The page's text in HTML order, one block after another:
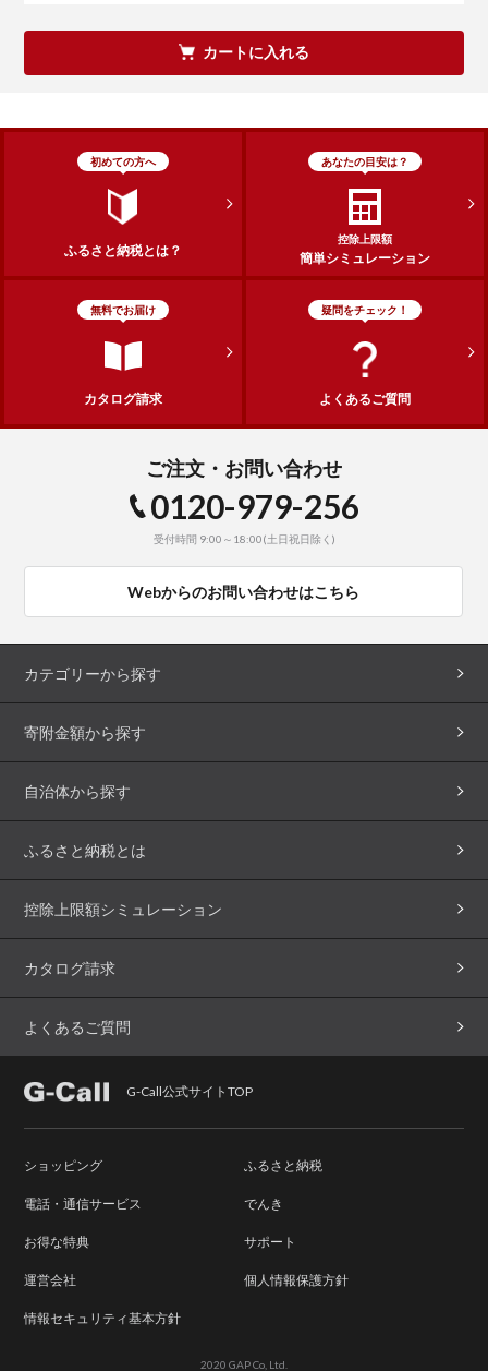
カートに入れる
初めての方へ
ふるさと納税とは？
あなたの目安は？
控除上限額
簡単シミュレーション
無料でお届け
カタログ請求
疑問をチェック！
よくあるご質問
ご注文・お問い合わせ
0120-979-256
受付時間 9:00～18:00(土日祝日除く)
Webからのお問い合わせはこちら
カテゴリーから探す
寄附金額から探す
自治体から探す
ふるさと納税とは
控除上限額シミュレーション
カタログ請求
よくあるご質問
G-Call公式サイトTOP
ショッピング ふるさと納税
電話・通信サービス でんき
お得な特典 サポート
運営会社 個人情報保護方針
情報セキュリティ基本方針
2020 GAP Co, Ltd.